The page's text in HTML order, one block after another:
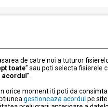
de catre noi a tuturor
toate” sau poti selecta fisierele
acordul ”.
orice moment iti poti da
gestioneaza acordul pe
031 40 50 900